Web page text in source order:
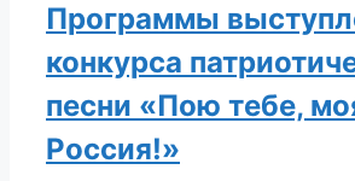
Программы
конкурса
песни «Пою тебе,
Россия!»